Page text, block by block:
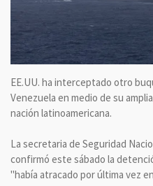
EE.UU. ha interceptado otro
Venezuela en medio de su
nación latinoamericana.
La secretaria de Seguridad
confirmó este sábado la
"había atracado por última vez